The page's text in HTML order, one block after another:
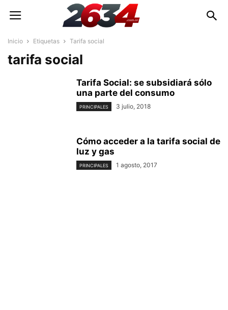
Inicio Etiquetas Tarifa social
tarifa social
Tarifa Social: se subsidiará sólo
una parte del consumo
PRINCIPALES 3 julio, 2018
Cómo acceder a la tarifa social de
luz y gas
PRINCIPALES 1 agosto, 2017